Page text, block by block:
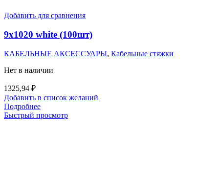
Добавить для сравнения
9х1020 white (100шт)
КАБЕЛЬНЫЕ АКСЕССУАРЫ, Кабельные стяжки
Нет в наличии
1325,94 ₽
Добавить в список желаний
Подробнее
Быстрый просмотр